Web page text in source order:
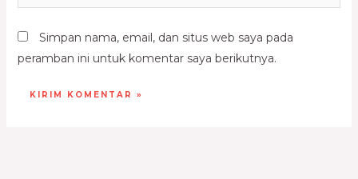
Simpan nama, email, dan situs web saya pada
peramban ini untuk komentar saya berikutnya.